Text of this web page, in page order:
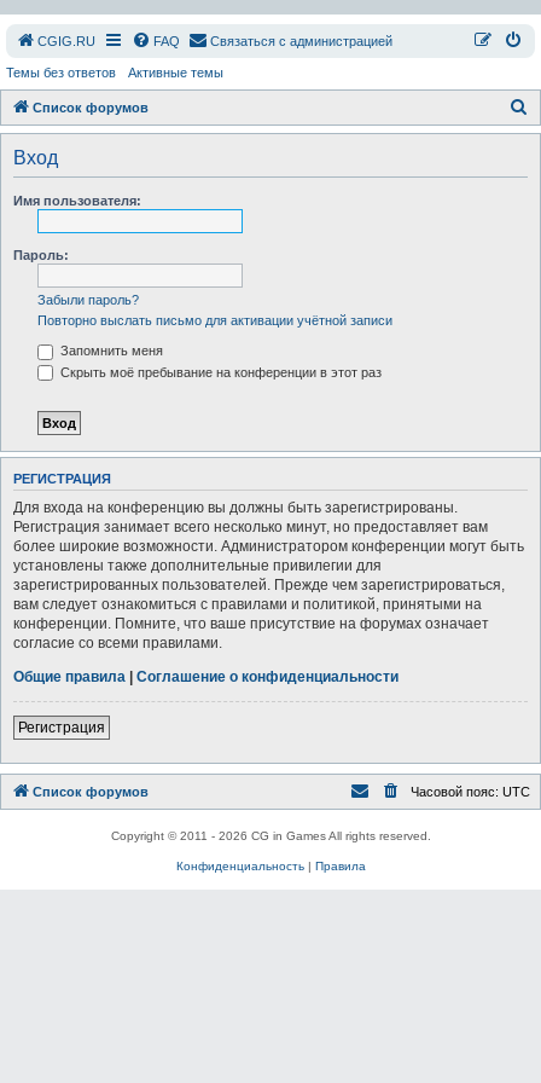
СGIG.RU FAQ Связаться с администрацией
Темы без ответов Активные темы
Список форумов
о
Вход
Имя пользователя:
Пароль:
Забыли пароль?
Повторно выслать письмо для активации учётной записи
Запомнить меня
Скрыть моё пребывание на конференции в этот раз
РЕГИСТРАЦИЯ
Для входа на конференцию вы должны быть зарегистрированы.
Регистрация занимает всего несколько минут, но предоставляет вам
более широкие возможности. Администратором конференции могут быть
установлены также дополнительные привилегии для
зарегистрированных пользователей. Прежде чем зарегистрироваться,
вам следует ознакомиться с правилами и политикой, принятыми на
конференции. Помните, что ваше присутствие на форумах означает
согласие со всеми правилами.
Общие правила | Соглашение о конфиденциальности
Регистрация
Список форумов Часовой пояс: UTC
Copyright © 2011 - 2026 CG in Games All rights reserved.
Конфиденциальность| Правила